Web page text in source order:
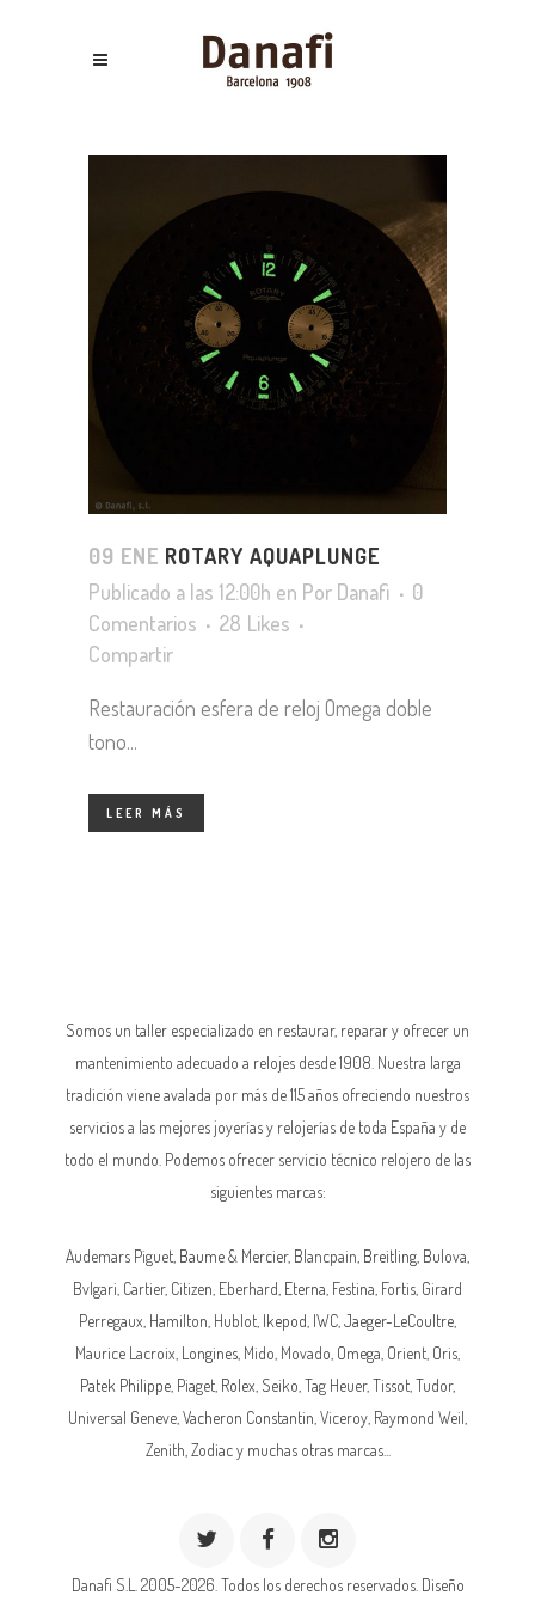
09 ENE ROTARY AQUAPLUNGE
Publicado a las 12:00h en Por Danafi
0
Comentarios
28 Likes
Compartir
Restauración esfera de reloj Omega doble
tono...
LEER MÁS
Somos un taller especializado en restaurar, reparar y ofrecer un
mantenimiento adecuado a relojes desde 1908. Nuestra larga
tradición viene avalada por más de 115 años ofreciendo nuestros
servicios a las mejores joyerías y relojerías de toda España y de
todo el mundo. Podemos ofrecer servicio técnico relojero de las
siguientes marcas:
Audemars Piguet, Baume & Mercier, Blancpain, Breitling , Bulova,
Bvlgari, Cartier, Citizen, Eberhard, Eterna , Festina, Fortis, Girard
Perregaux, Hamilton, Hublot, Ikepod IWC Jaeger-LeCoultre
Maurice Lacroix, Longines , Mido, Movado, Omega , Orient, Oris,
Patek Philippe , Piaget, Rolex , Seiko, Tag Heuer, Tissot, Tudor,
Universal Geneve, Vacheron Constantin , Viceroy, Raymond Weil,
Zenith, Zodiac y muchas otras marcas...
Danafi S.L. 2005-2026. Todos los derechos reservados. Diseño